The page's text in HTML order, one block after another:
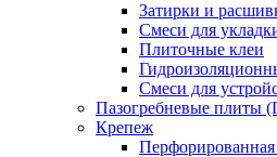
Затирки и
Смеси для
Плиточные клеи
Смеси для
Пазогребневые плиты
Крепеж
Перфорированная